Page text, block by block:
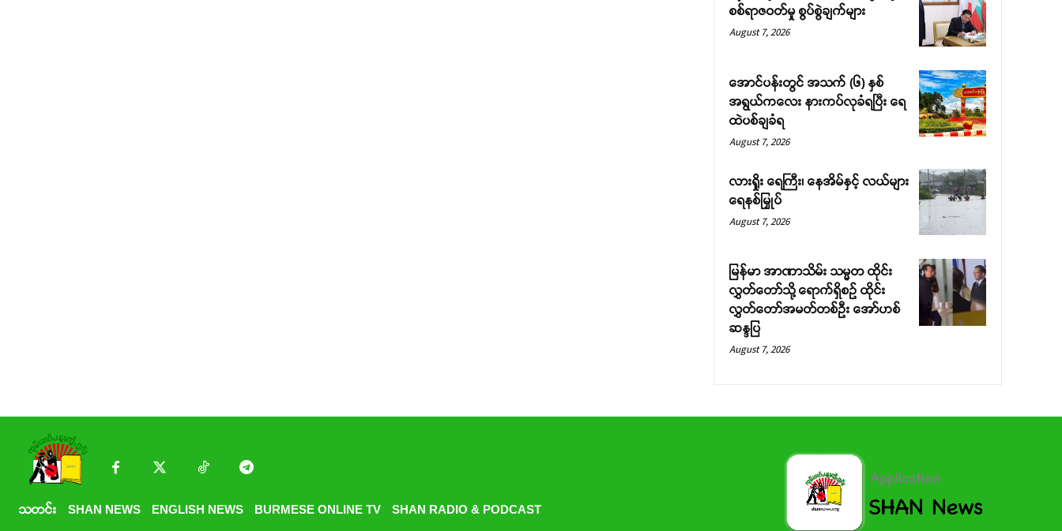
စစ်ရာဇဝတ်မှု စွပ်စွဲချက်များ
August 7, 2026
အောင်ပန်းတွင် အသက် (၆) နှစ်
အရွယ်ကလေး နားကပ်လုခံရပြီး ရေ
ထဲပစ်ချခံရ
August 7, 2026
လားရှိုး ရေကြီး၊ နေအိမ်နှင့် လယ်များ
ရေနစ်မြှုပ်
August 7, 2026
မြန်မာ အာဏာသိမ်း သမ္မတ ထိုင်း
လွှတ်တော်သို့ ရောက်ရှိစဉ် ထိုင်း
လွှတ်တော်အမတ်တစ်ဦး အော်ဟစ်
ဆန္ဒပြ
August 7, 2026
သတင်း SHAN NEWS ENGLISH NEWS BURMESE ONLINE TV SHAN RADIO & PODCAST